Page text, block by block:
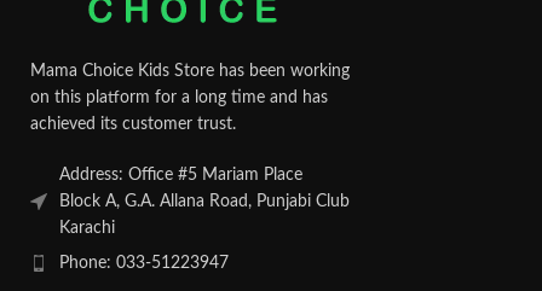
Mama Choice Kids Store has been working
on this platform for a long time and has
achieved its customer trust.
Address: Office #5 Mariam Place
Block A, G.A. Allana Road, Punjabi Club
Karachi
Phone: 033-51223947